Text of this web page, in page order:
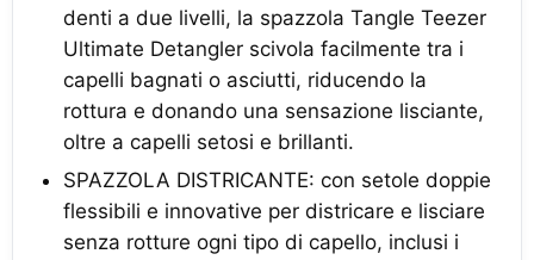
denti a due livelli, la spazzola Tangle Teezer
Ultimate Detangler scivola facilmente tra i
capelli bagnati o asciutti, riducendo la
rottura e donando una sensazione lisciante,
oltre a capelli setosi e brillanti.
SPAZZOLA DISTRICANTE: con setole doppie
flessibili e innovative per districare e lisciare
senza rotture ogni tipo di capello, inclusi i